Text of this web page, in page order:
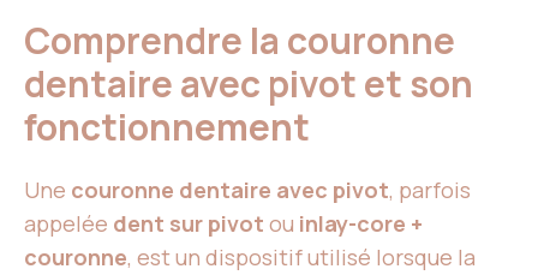
Comprendre la couronne
dentaire avec pivot et son
fonctionnement
Une couronne dentaire avec pivot, parfois
appelée dent sur pivot ou inlay-core +
couronne, est un dispositif utilisé lorsque la